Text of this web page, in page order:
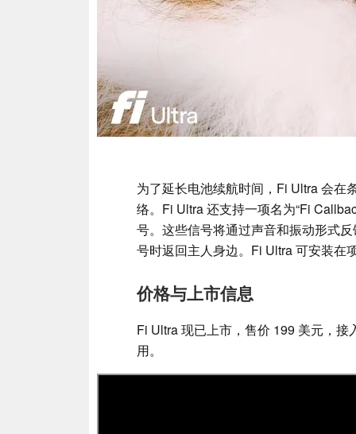
为了延长电池续航时间，Fi Ultra 会在
络。Fi Ultra 还支持一项名为“Fi
号。这些信号将通过声音和振动形式
号时返回主人身边。Fi Ultra 可安装在
价格与上市信息
Fi Ultra 现已上市，售价 199 美元，
用。